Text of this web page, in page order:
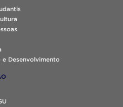
e Desenvolvimento